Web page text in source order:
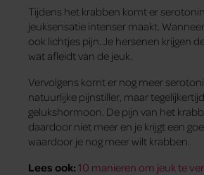
Tijdens het krabben komt er
jeuksensatie intenser maakt.
ook lichtjes pijn. Je hersenen krijgen
wat afleidt van de jeuk.
Vervolgens komt er nog meer
natuurlijke pijnstiller, maar
gelukshormoon. De pijn van het
daardoor niet meer en je krijgt een
waardoor je nog meer wilt krabben.
Lees ook: 10 manieren om jeuk te